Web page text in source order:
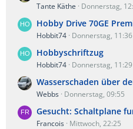
Tante Käthe Donnerstag,
Hobby Drive 70GE
Hobbit74 Donnerstag, 11:36
Hobbyschriftzug
Hobbit74 Donnerstag, 11:29
Wasserschaden über
Webbs Donnerstag, 09:55
Gesucht: Schaltplane
Francois Mittwoch, 22:25